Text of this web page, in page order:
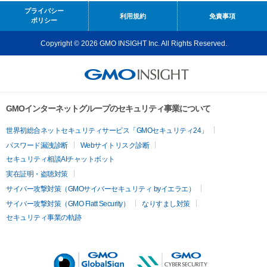
プライバシー
ポリシー
利用規約 免責事項
Copyright © 2026 GMO INSIGHT Inc. All Rights Reserved.
GMOインターネットグループのセキュリティ事業について
世界初総合ネットセキュリティサービス「GMOセキュリティ24」
パスワード漏洩診断
Webサイトリスク診断
セキュリティ相談AIチャットボット
実在証明・盗聴対策
サイバー攻撃対策（GMOサイバーセキュリティ byイエラエ）
サイバー攻撃対策（GMO Flatt Security）
なりすまし対策
セキュリティ事業の軌跡